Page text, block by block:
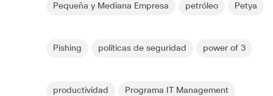
Pequeña y Mediana Empresa petróleo Petya
Pishing políticas de seguridad power of 3
productividad Programa IT Management